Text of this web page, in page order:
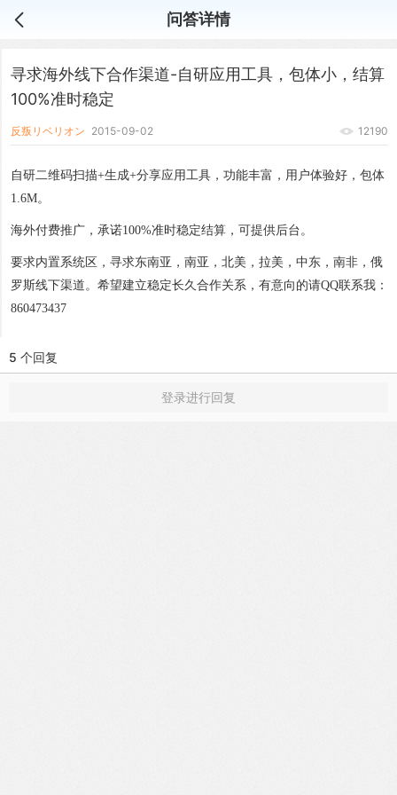
问答详情
寻求海外线下合作渠道-自研应用工具，包体小，结算
100%准时稳定
反叛リベリオン 2015-09-02 12190
自研二维码扫描+生成+分享应用工具，功能丰富，用户体验好，包体
1.6M。
海外付费推广，承诺100%准时稳定结算，可提供后台。
要求内置系统区，寻求东南亚，南亚，北美，拉美，中东，南非，俄
罗斯线下渠道。希望建立稳定长久合作关系，有意向的请QQ联系我：
860473437
5 个回复
登录进行回复